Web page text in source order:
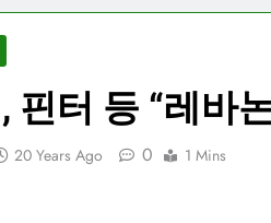
핀터 등 “레바
20 Years Ago 0 1 Mins